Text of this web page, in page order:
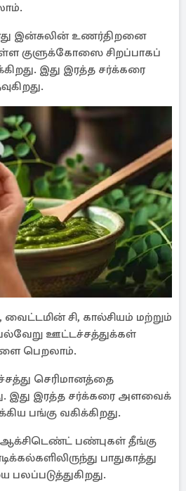
இன்சுலின் உணர்திறனை
குளுக்கோஸை சிறப்பாகப்
இது இரத்த சர்க்கரை
சி, கால்சியம் மற்றும்
பல்வேறு ஊட்டச்சத்துக்கள்
பெறலாம்.
செரிமானத்தை
இது இரத்த சர்க்கரை அளவைக்
பங்கு வகிக்கிறது.
பண்புகள் தீங்கு
பாதுகாத்து
பலப்படுத்துகிறது.